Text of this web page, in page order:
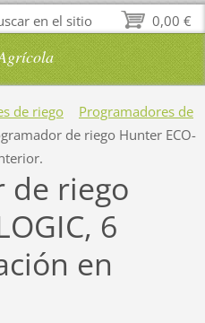
de riego
Programadores de
de riego Hunter ECO-
de riego
6
en
0,00 €
en el sitio